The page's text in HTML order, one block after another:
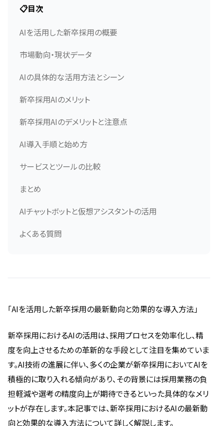
📋目次
AIを活用した新卒採用の概要
市場動向・現状データ
AIの具体的な活用方法とシーン
新卒採用AIのメリット
新卒採用AIのデメリットと注意点
AI導入手順と始め方
サービスとツールの比較
まとめ
AIチャットボットと仮想アシスタントの活用
よくある質問
「AIを活用した新卒採用の最新動向と効果的な導入方法」
新卒採用におけるAIの活用は、採用プロセスを効率化し、精
度を向上させるための革新的な手段として注目を集めていま
す。AI技術の進展に伴い、多くの企業が新卒採用においてAIを
積極的に取り入れる傾向があり、その背景には採用業務の負
担軽減や選考の精度向上が期待できるといった具体的なメリ
ットが存在します。本記事では、新卒採用におけるAIの最新動
向と効果的な導入方法について詳しく解説します。